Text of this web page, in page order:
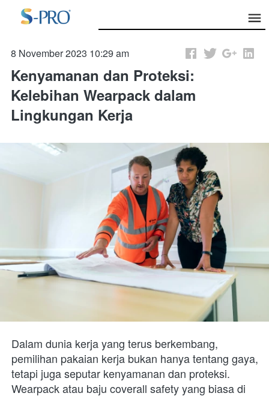
8 November 2023 10:29 am
Kenyamanan dan Proteksi:
Kelebihan Wearpack dalam
Lingkungan Kerja
Dalam dunia kerja yang terus berkembang,
pemilihan pakaian kerja bukan hanya tentang gaya,
tetapi juga seputar kenyamanan dan proteksi.
Wearpack atau baju coverall safety yang biasa di